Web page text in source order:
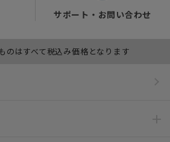
サポート・お問い合わせ
のはすべて税込み価格となります